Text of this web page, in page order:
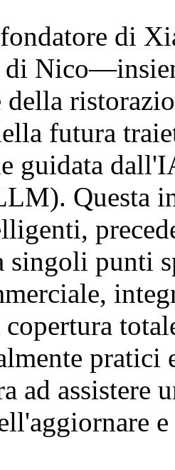
di
della
futura
guidata
Questa
singoli punti
pratici
ad assistere